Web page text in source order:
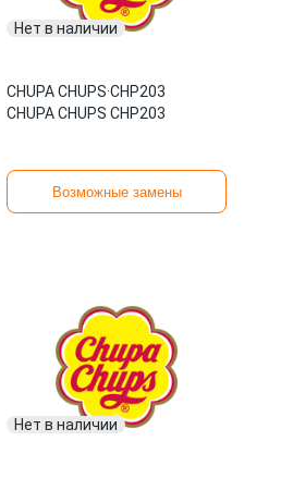
Нет в наличии
CHUPA CHUPS·CHP203
CHUPA CHUPS CHP203
Возможные замены
Нет в наличии